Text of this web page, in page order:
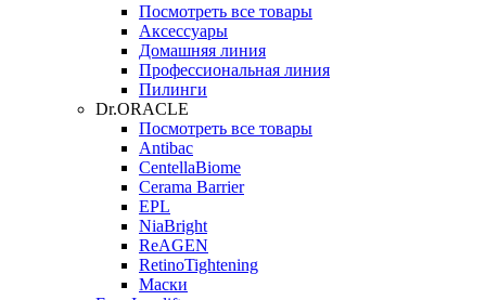
Посмотреть все товары
Аксессуары
Домашняя линия
Профессиональная линия
Пилинги
Dr.ORACLE
Посмотреть все товары
Antibac
CentellaBiome
Cerama Barrier
EPL
NiaBright
ReAGEN
RetinoTightening
Маски